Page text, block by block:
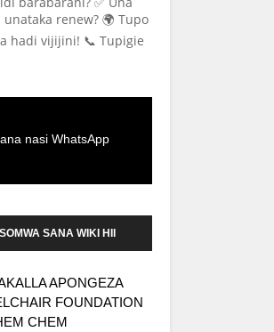
renew? 🌍 Tupo
hadi vijijini! 📞 Tupigie
nasi WhatsApp
SANA WIKI HII
APONGEZA
FOUNDATION
CHEM